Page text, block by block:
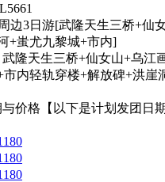
边3日游[武隆天生三桥+仙
+蚩尤九黎城+市内]
隆天生三桥+仙女山+乌江
内轻轨穿楼+解放碑+洪崖
价格 【以下是计划发团日